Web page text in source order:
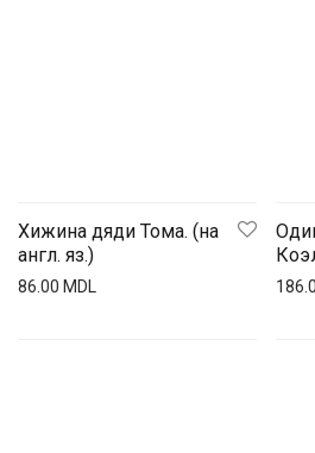
Хижина дяди Тома. (на
англ. яз.)
86.00 MDL